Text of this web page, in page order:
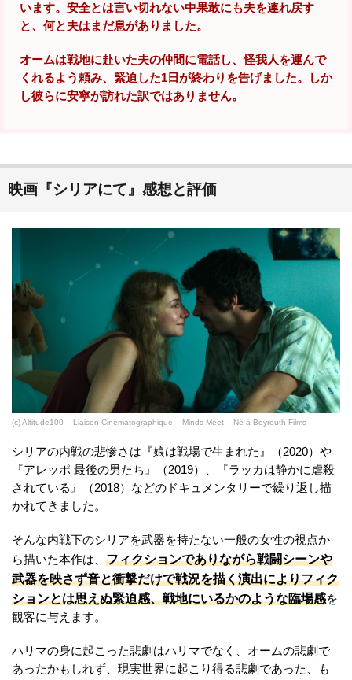
います。安全とは言い切れない中果敢にも夫を連れ戻す
と、何と夫はまだ息がありました。
オームは戦地に赴いた夫の仲間に電話し、怪我人を運んで
くれるよう頼み、緊迫した1日が終わりを告げました。しか
し彼らに安寧が訪れた訳ではありません。
映画『シリアにて』感想と評価
(c) Altitude100 – Liaison Cinématographique – Minds Meet – Né à Beyrouth Films
シリアの内戦の悲惨さは『娘は戦場で生まれた』（2020）や
『アレッポ 最後の男たち』（2019）、『ラッカは静かに虐殺
されている』（2018）などのドキュメンタリーで繰り返し描
かれてきました。
そんな内戦下のシリアを武器を持たない一般の女性の視点か
ら描いた本作は、 フィクションでありながら戦闘シーンや
武器を映さず音と衝撃だけで戦況を描く演出によりフィク
ションとは思えぬ緊迫感、戦地にいるかのような臨場感を
観客に与えます。
ハリマの身に起こった悲劇はハリマでなく、オームの悲劇で
あったかもしれず、現実世界に起こり得る悲劇であった、も